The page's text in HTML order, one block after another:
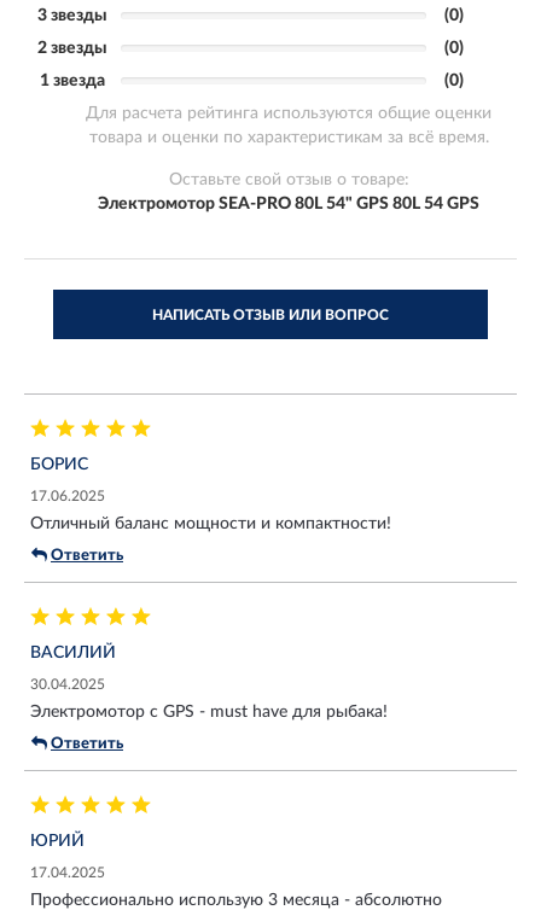
3 звезды
(0)
2 звезды
(0)
1 звезда
(0)
Для расчета рейтинга используются общие оценки
товара и оценки по характеристикам за всё время.
Оставьте свой отзыв о товаре:
Электромотор SEA-PRO 80L 54" GPS 80L 54 GPS
НАПИСАТЬ ОТЗЫВ ИЛИ ВОПРОС
БОРИС
17.06.2025
Отличный баланс мощности и компактности!
Ответить
ВАСИЛИЙ
30.04.2025
Электромотор с GPS - must have для рыбака!
Ответить
ЮРИЙ
17.04.2025
Профессионально использую 3 месяца - абсолютно